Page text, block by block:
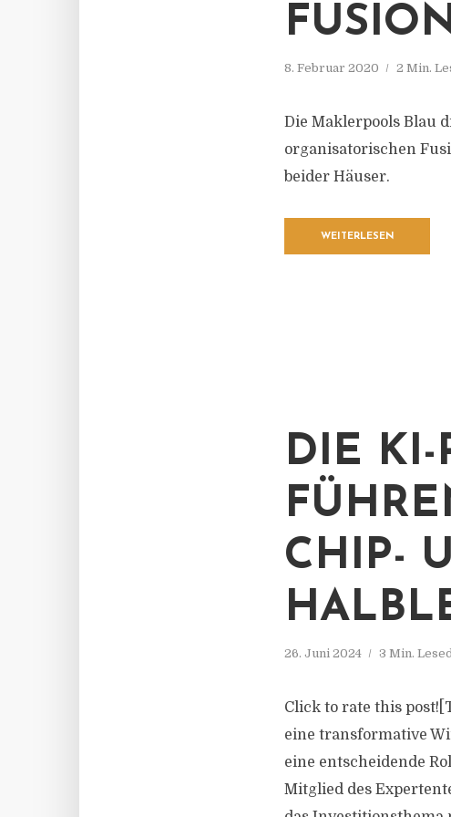
8. Februar 2020 2 Min.
Die Maklerpools Blau
organisatorischen
beider Häuser.
WEITERLESEN
DIE KI-
CHIP-
26. Juni 2024 3 Min.
Click to rate this
eine transformative
eine entscheidende
Mitglied des